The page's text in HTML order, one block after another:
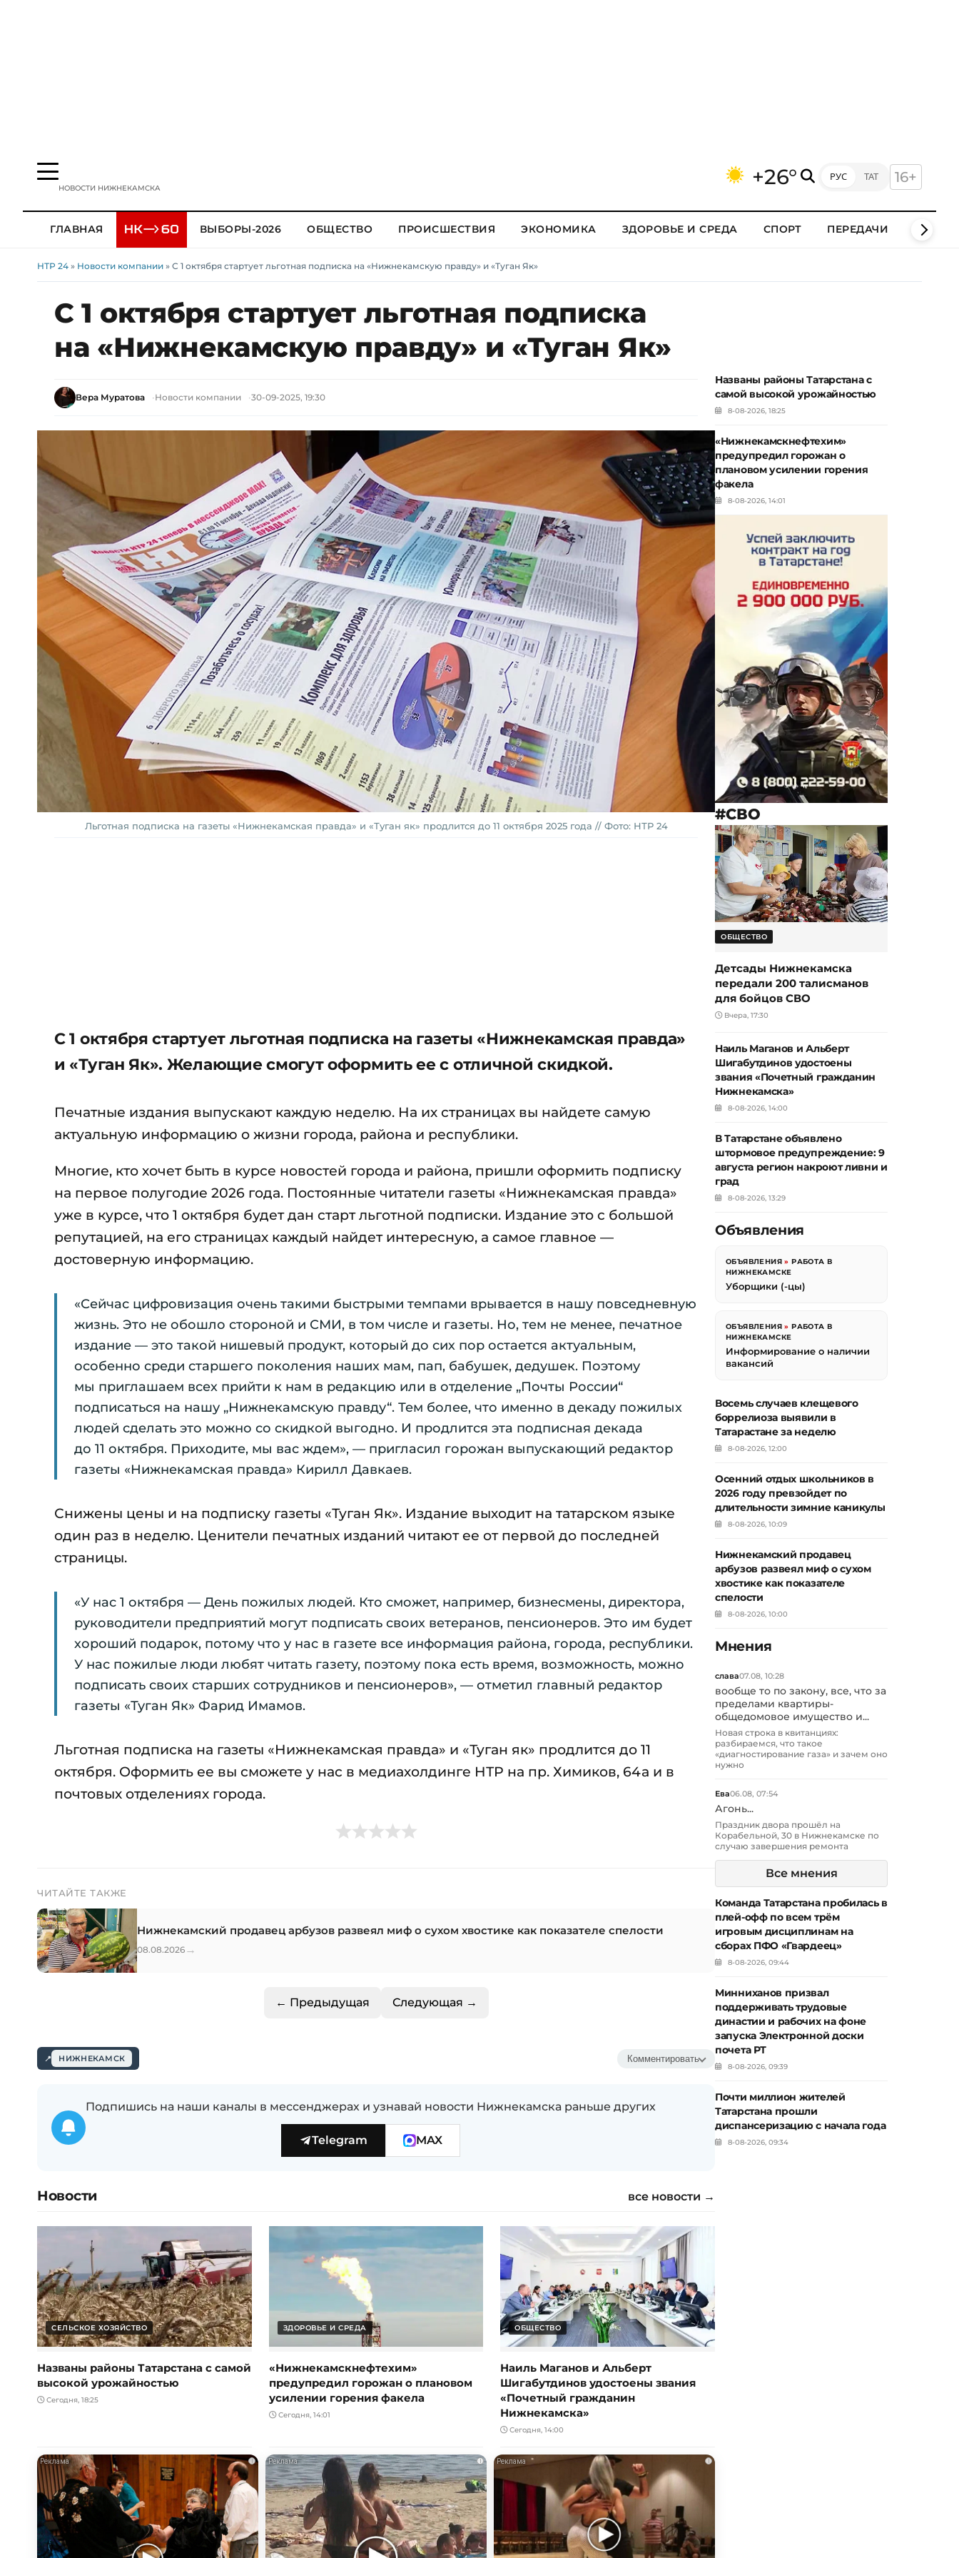
НОВОСТИ НИЖНЕКАМСКА +26° РУС ТАТ 16+
ГЛАВНАЯ ВЫБОРЫ-2026 ОБЩЕСТВО ПРОИСШЕСТВИЯ ЭКОНОМИКА ЗДОРОВЬЕ И СРЕДА СПОРТ ПЕРЕДАЧИ КЛИПЫ
НТР 24 » Новости компании » С 1 октября стартует льготная подписка на «Нижнекамскую правду» и «Туган Як»
С 1 октября стартует льготная подписка
на «Нижнекамскую правду» и «Туган Як»
Вера Муратова Новости компании 30-09-2025, 19:30
Льготная подписка на газеты «Нижнекамская правда» и «Туган як» продлится до 11 октября 2025 года // Фото: НТР 24
С 1 октября стартует льготная подписка на газеты «Нижнекамская правда»
и «Туган Як». Желающие смогут оформить ее с отличной скидкой.
Печатные издания выпускают каждую неделю. На их страницах вы найдете самую
актуальную информацию о жизни города, района и республики.
Многие, кто хочет быть в курсе новостей города и района, пришли оформить подписку
на первое полугодие 2026 года. Постоянные читатели газеты «Нижнекамская правда»
уже в курсе, что 1 октября будет дан старт льготной подписки. Издание это с большой
репутацией, на его страницах каждый найдет интересную, а самое главное —
достоверную информацию.
«Сейчас цифровизация очень такими быстрыми темпами врывается в нашу повседневную
жизнь. Это не обошло стороной и СМИ, в том числе и газеты. Но, тем не менее, печатное
издание — это такой нишевый продукт, который до сих пор остается актуальным,
особенно среди старшего поколения наших мам, пап, бабушек, дедушек. Поэтому
мы приглашаем всех прийти к нам в редакцию или в отделение „Почты России“
подписаться на нашу „Нижнекамскую правду“. Тем более, что именно в декаду пожилых
людей сделать это можно со скидкой выгодно. И продлится эта подписная декада
до 11 октября. Приходите, мы вас ждем», — пригласил горожан выпускающий редактор
газеты «Нижнекамская правда» Кирилл Давкаев.
Снижены цены и на подписку газеты «Туган Як». Издание выходит на татарском языке
один раз в неделю. Ценители печатных изданий читают ее от первой до последней
страницы.
«У нас 1 октября — День пожилых людей. Кто сможет, например, бизнесмены, директора,
руководители предприятий могут подписать своих ветеранов, пенсионеров. Это им будет
хороший подарок, потому что у нас в газете все информация района, города, республики.
У нас пожилые люди любят читать газету, поэтому пока есть время, возможность, можно
подписать своих старших сотрудников и пенсионеров», — отметил главный редактор
газеты «Туган Як» Фарид Имамов.
Льготная подписка на газеты «Нижнекамская правда» и «Туган як» продлится до 11
октября. Оформить ее вы сможете у нас в медиахолдинге НТР на пр. Химиков, 64а и в
почтовых отделениях города.
ЧИТАЙТЕ ТАКЖЕ
Нижнекамский продавец арбузов развеял миф о сухом хвостике как показателе спелости
08.08.2026 →
← Предыдущая Следующая →
НИЖНЕКАМСК Комментировать
Подпишись на наши каналы в мессенджерах и узнавай новости Нижнекамска раньше других
Telegram MAX
Новости все новости →
СЕЛЬСКОЕ ХОЗЯЙСТВО
Названы районы Татарстана с самой
высокой урожайностью
Сегодня, 18:25
ЗДОРОВЬЕ И СРЕДА
«Нижнекамскнефтехим»
предупредил горожан о плановом
усилении горения факела
Сегодня, 14:01
ОБЩЕСТВО
Наиль Маганов и Альберт
Шигабутдинов удостоены звания
«Почетный гражданин
Нижнекамска»
Сегодня, 14:00
i i i
Названы районы Татарстана с
самой высокой урожайностью
8-08-2026, 18:25
«Нижнекамскнефтехим»
предупредил горожан о
плановом усилении горения
факела
8-08-2026, 14:01
#СВО
ОБЩЕСТВО
Детсады Нижнекамска
передали 200 талисманов
для бойцов СВО
Вчера, 17:30
Наиль Маганов и Альберт
Шигабутдинов удостоены
звания «Почетный гражданин
Нижнекамска»
8-08-2026, 14:00
В Татарстане объявлено
штормовое предупреждение: 9
августа регион накроют ливни и
град
8-08-2026, 13:29
Объявления
ОБЪЯВЛЕНИЯ »РАБОТА В
НИЖНЕКАМСКЕ
Уборщики (-цы)
ОБЪЯВЛЕНИЯ »РАБОТА В
НИЖНЕКАМСКЕ
Информирование о наличии
вакансий
Восемь случаев клещевого
боррелиоза выявили в
Татарастане за неделю
8-08-2026, 12:00
Осенний отдых школьников в
2026 году превзойдет по
длительности зимние каникулы
8-08-2026, 10:09
Нижнекамский продавец
арбузов развеял миф о сухом
хвостике как показателе
спелости
8-08-2026, 10:00
Мнения
слава07.08, 10:28
вообще то по закону, все, что за
пределами квартиры-
общедомовое имущество и...
Новая строка в квитанциях:
разбираемся, что такое
«диагностирование газа» и зачем оно
нужно
Ева06.08, 07:54
Агонь...
Праздник двора прошёл на
Корабельной, 30 в Нижнекамске по
случаю завершения ремонта
Все мнения
Команда Татарстана пробилась в
плей-офф по всем трём
игровым дисциплинам на
сборах ПФО «Гвардеец»
8-08-2026, 09:44
Минниханов призвал
поддерживать трудовые
династии и рабочих на фоне
запуска Электронной доски
почета РТ
8-08-2026, 09:39
Почти миллион жителей
Татарстана прошли
диспансеризацию с начала года
8-08-2026, 09:34